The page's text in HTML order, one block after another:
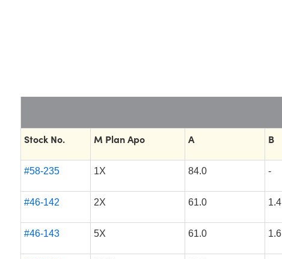
Stock No. M Plan Apo A B
#58-235 1X 84.0 -
#46-142 2X 61.0 1.4
#46-143 5X 61.0 1.6